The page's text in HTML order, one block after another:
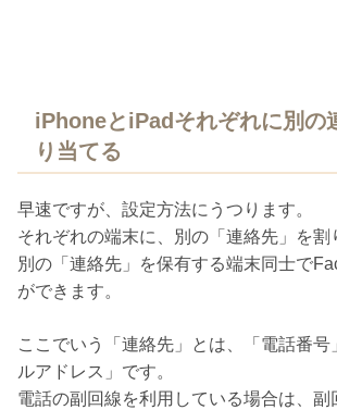
iPhoneとiPadそれぞれに別の
り当てる
早速ですが、設定方法にうつります。
それぞれの端末に、別の「連絡先」を割
別の「連絡先」を保有する端末同士で
ができます。
ここでいう「連絡先」とは、「電話番号
ルアドレス」です。
電話の副回線を利用している場合は、副